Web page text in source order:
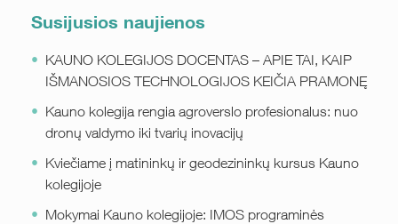
Susijusios naujienos
KAUNO KOLEGIJOS DOCENTAS – APIE TAI, KAIP
IŠMANOSIOS TECHNOLOGIJOS KEIČIA PRAMONĘ
Kauno kolegija rengia agroverslo profesionalus: nuo
dronų valdymo iki tvarių inovacijų
Kviečiame į matininkų ir geodezininkų kursus Kauno
kolegijoje
Mokymai Kauno kolegijoje: IMOS programinės